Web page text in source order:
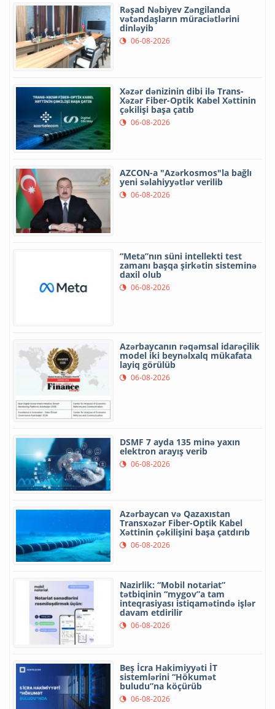
Rəşad Nəbiyev Zəngilanda
vətəndaşların müraciətlərini
dinləyib
06-08-2026
Xəzər dənizinin dibi ilə Trans-
Xəzər Fiber-Optik Kabel Xəttinin
çəkilişi başa çatıb
06-08-2026
AZCON-a "Azərkosmos"la bağlı
yeni səlahiyyətlər verilib
06-08-2026
“Meta”nın süni intellekti test
zamanı başqa şirkətin sisteminə
daxil olub
06-08-2026
Azərbaycanın rəqəmsal idarəçilik
model iki beynəlxalq mükafata
layiq görülüb
06-08-2026
DSMF 7 ayda 135 minə yaxın
elektron arayış verib
06-08-2026
Azərbaycan və Qazaxıstan
Transxəzər Fiber-Optik Kabel
Xəttinin çəkilişini başa çatdırıb
06-08-2026
Nazirlik: “Mobil notariat”
tətbiqinin “mygov”a tam
inteqrasiyası istiqamətində işlər
davam etdirilir
06-08-2026
Beş İcra Hakimiyyəti İT
sistemlərini “Hökumət
buludu”na köçürüb
06-08-2026